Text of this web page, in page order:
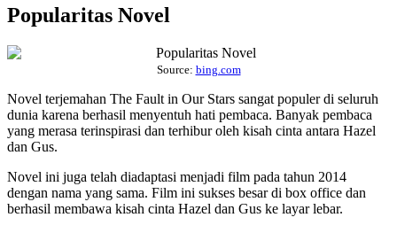
Popularitas Novel
Source: bing.com
Novel terjemahan The Fault in Our Stars sangat populer di seluruh
dunia karena berhasil menyentuh hati pembaca. Banyak pembaca
yang merasa terinspirasi dan terhibur oleh kisah cinta antara Hazel
dan Gus.
Novel ini juga telah diadaptasi menjadi film pada tahun 2014
dengan nama yang sama. Film ini sukses besar di box office dan
berhasil membawa kisah cinta Hazel dan Gus ke layar lebar.